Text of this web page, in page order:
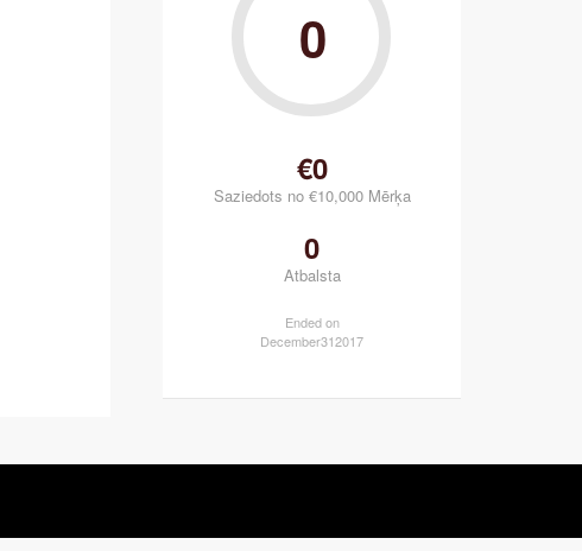
0
€0
Saziedots no €10,000 Mērķa
0
Atbalsta
Ended on
December312017